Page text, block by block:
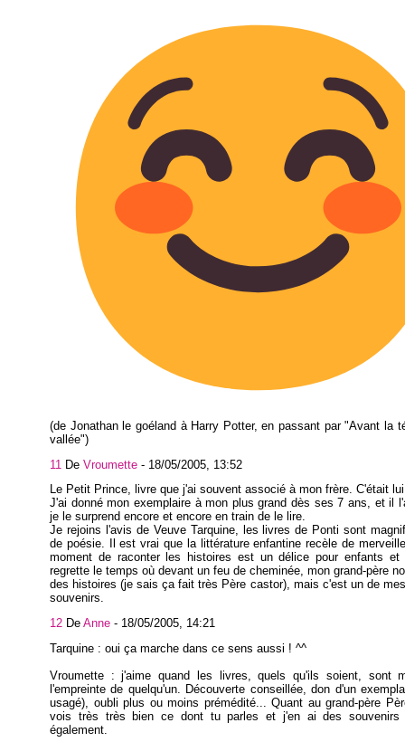
(de Jonathan le goéland à Harry Potter, en passant par "Avant la
vallée")
11 De Vroumette - 18/05/2005, 13:52
Le Petit Prince, livre que j'ai souvent associé à mon frère. C'était
J'ai donné mon exemplaire à mon plus grand dès ses 7 ans, et il
je le surprend encore et encore en train de le lire.
Je rejoins l'avis de Veuve Tarquine, les livres de Ponti sont
de poésie. Il est vrai que la littérature enfantine recèle de
moment de raconter les histoires est un délice pour enfants et
regrette le temps où devant un feu de cheminée, mon grand-père
des histoires (je sais ça fait très Père castor), mais c'est un de
souvenirs.
12 De Anne - 18/05/2005, 14:21
Tarquine : oui ça marche dans ce sens aussi ! ^^
Vroumette : j'aime quand les livres, quels qu'ils soient, sont
l'empreinte de quelqu'un. Découverte conseillée, don d'un
usagé), oubli plus ou moins prémédité... Quant au grand-père
vois très très bien ce dont tu parles et j'en ai des souvenirs
également.